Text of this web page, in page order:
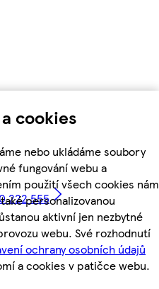
cookies
nebo ukládáme soubory
fungování webu a
použití všech cookies nám
personalizovanou
aktivní jen nezbytné
webu. Své rozhodnutí
ochrany osobních údajů
a cookies v patičce webu.
222 555